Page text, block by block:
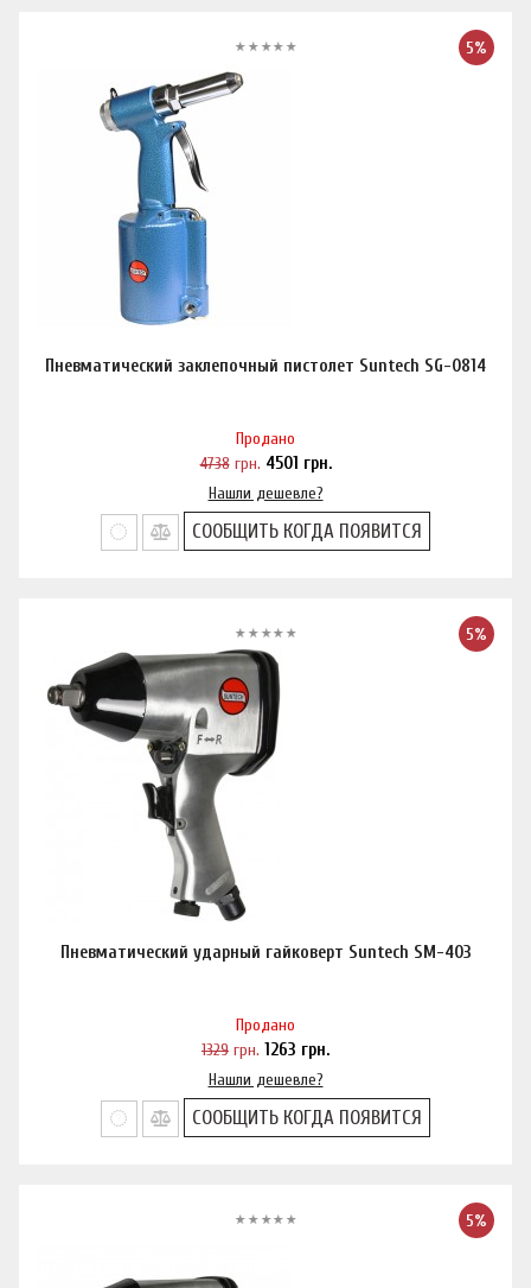
5%
Пневматический заклепочный пистолет Suntech SG-0814
Продано
4738грн. 4501 грн.
Нашли дешевле?
СООБЩИТЬ КОГДА ПОЯВИТСЯ
5%
Пневматический ударный гайковерт Suntech SM-403
Продано
1329 грн. 1263 грн.
Нашли дешевле?
СООБЩИТЬ КОГДА ПОЯВИТСЯ
5%